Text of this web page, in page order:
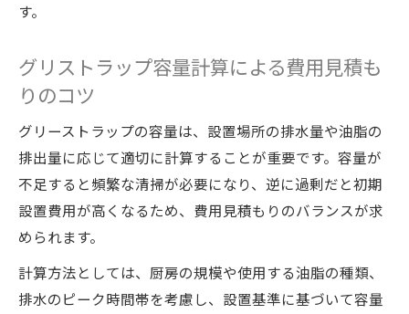
す。
グリストラップ容量計算による費用見積も
りのコツ
グリーストラップの容量は、設置場所の排水量や油脂の
排出量に応じて適切に計算することが重要です。容量が
不足すると頻繁な清掃が必要になり、逆に過剰だと初期
設置費用が高くなるため、費用見積もりのバランスが求
められます。
計算方法としては、厨房の規模や使用する油脂の種類、
排水のピーク時間帯を考慮し、設置基準に基づいて容量